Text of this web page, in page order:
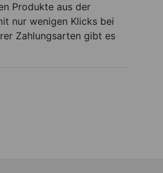
Produkte aus der
nur wenigen Klicks bei
Zahlungsarten gibt es